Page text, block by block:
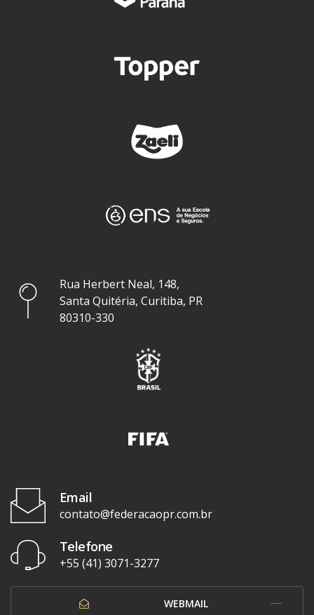
Rua Herbert Neal, 148,
Santa Quitéria, Curitiba, PR
80310-330
Email
contato@federacaopr.com.br
Telefone
+55 (41) 3071-3277
WEBMAIL